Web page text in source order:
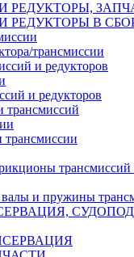
РЕДУКТОРЫ,
РЕДУКТОРЫ В
трансмиссии
и редукторов
и редукторов
трансмиссий
трансмиссий
и пружины